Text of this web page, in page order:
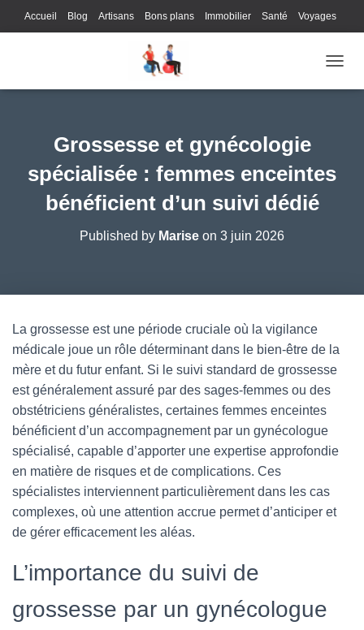
Accueil Blog Artisans Bons plans Immobilier Santé Voyages
Loisirs
Grossesse et gynécologie
spécialisée : femmes enceintes
bénéficient d’un suivi dédié
Published by Marise on 3 juin 2026
La grossesse est une période cruciale où la vigilance
médicale joue un rôle déterminant dans le bien-être de la
mère et du futur enfant. Si le suivi standard de grossesse
est généralement assuré par des sages-femmes ou des
obstétriciens généralistes, certaines femmes enceintes
bénéficient d’un accompagnement par un gynécologue
spécialisé, capable d’apporter une expertise approfondie
en matière de risques et de complications. Ces
spécialistes interviennent particulièrement dans les cas
complexes, où une attention accrue permet d’anticiper et
de gérer efficacement les aléas.
L’importance du suivi de
grossesse par un gynécologue